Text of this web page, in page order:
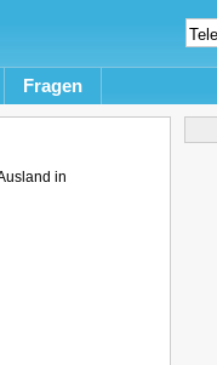
Fragen
in